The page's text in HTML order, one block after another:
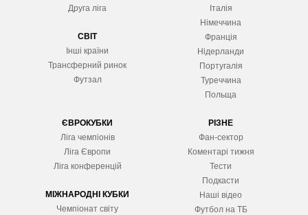
Друга ліга
СВІТ
Інші країни
Трансферний ринок
Футзал
Італія
Німеччина
Франція
Нідерланди
Португалія
Туреччина
Польща
ЄВРОКУБКИ
Ліга чемпіонів
Ліга Європи
Ліга конференцій
МІЖНАРОДНІ КУБКИ
Чемпіонат світу
РІЗНЕ
Фан-сектор
Коментарі тижня
Тести
Подкасти
Наші відео
Футбол на ТБ